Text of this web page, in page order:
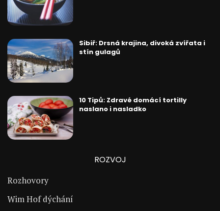
Sibiř: Drsná krajina, divoká zvířata i
stín gulagů
10 Tipů: Zdravé domácí tortilly
naslano i nasladko
ROZVOJ
Rozhovory
Wim Hof dýchání